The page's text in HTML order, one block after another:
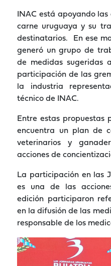
INAC está apoyando
carne uruguaya y su
destinatarios. En ese
generó un grupo de
de medidas sugeridas
participación de las
la industria
técnico de INAC.
Entre estas propuestas
encuentra un plan de
veterinarios y
acciones de
La participación en las
es una de las
edición participaron
en la difusión de las
responsable de los